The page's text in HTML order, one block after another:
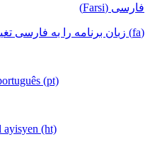
فارسی (Farsi)
(fa) زبان برنامه را به فارسی تغییر دهید
(pt)
ayisyen (ht)